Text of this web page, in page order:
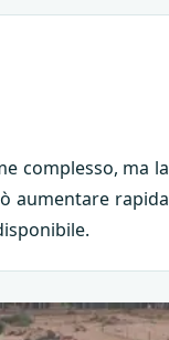
complesso, ma